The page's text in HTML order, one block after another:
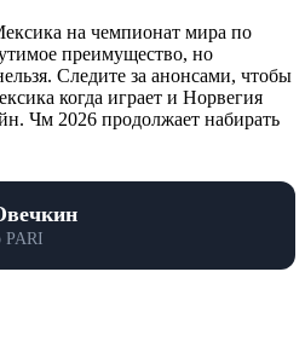
на чемпионат мира по
преимущество, но
Следите за анонсами, чтобы
когда играет и Норвегия
Чм 2026 продолжает набирать
PARI